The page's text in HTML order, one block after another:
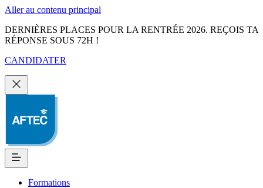
Aller au contenu principal
DERNIÈRES PLACES POUR LA RENTRÉE 2026. REÇOIS TA
RÉPONSE SOUS 72H !
CANDIDATER
Formations